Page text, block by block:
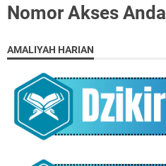
Nomor Akses Anda
AMALIYAH HARIAN